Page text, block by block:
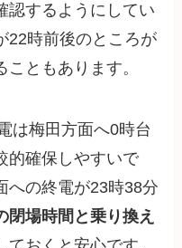
認するようにしてい
22時前後のところが
ともあります。
は梅田方面へ0時台
的確保しやすいで
への終電が23時38分
閉場時間と乗り換え